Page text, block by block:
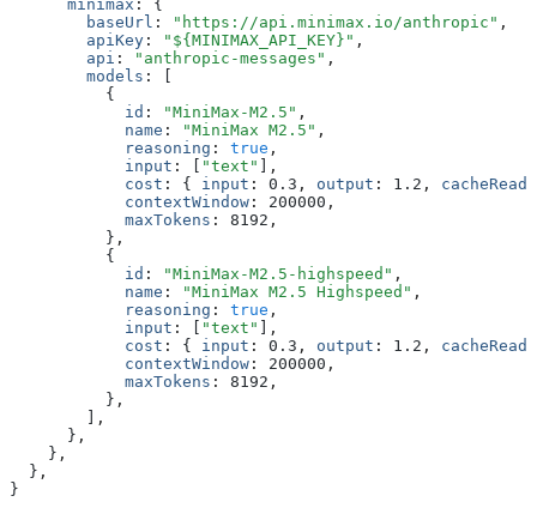
      minimax
:
{
        baseUrl
: "https://api.minimax.io/anthropic" ,
        apiKey
: "${MINIMAX_API_KEY}" ,
        api
: "anthropic-messages" ,
        models
:
          {
            id
: "MiniMax-M2.5" ,
            name
: "MiniMax M2.5" ,
            reasoning
: true ,
            input
: "text"
,
            cost
: { input : 0.3 , output : 1.2 , cacheRead
            contextWindow
: 200000 ,
            maxTokens
: 8192 ,
          }
,
          {
            id
: "MiniMax-M2.5-highspeed" ,
            name
: "MiniMax M2.5 Highspeed" ,
            reasoning
: true ,
            input
: "text"
,
            cost
: { input : 0.3 , output : 1.2 , cacheRead
            contextWindow
: 200000 ,
            maxTokens
: 8192 ,
          }
,
,
      }
,
    }
,
  }
,
}